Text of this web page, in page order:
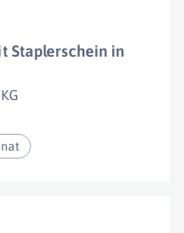
Staplerschein in